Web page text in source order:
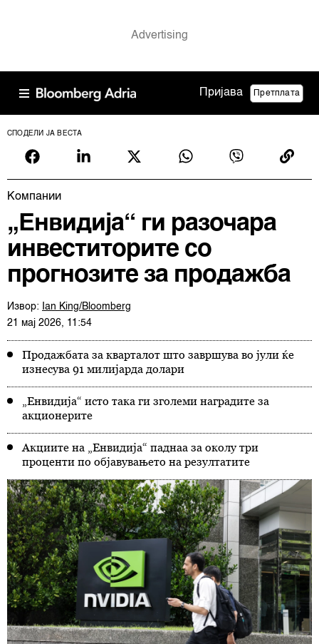
Пријава Претплата
СПОДЕЛИ ЈА ВЕСТА
Компании
„Енвидија“ ги разочара
инвеститорите со
прогнозите за продажба
Извор:
Ian King/Bloomberg
21 мај 2026, 11:54
Продажбата за кварталот што завршува во јули ќе
изнесува 91 милијарда долари
„Енвидија“ исто така ги зголеми наградите за
акционерите
Акциите на „Енвидија“ паднаа за околу три
проценти по објавувањето на резултатите